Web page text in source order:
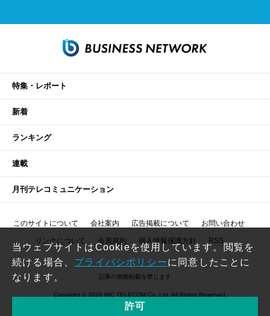
特集・レポート
新着
ランキング
連載
月刊テレコミュニケーション
このサイトについて 会社案内 広告掲載について お問い合わせ
リンクについて 会員規約 個人情報保護方針 RSS
記事の無断転載を禁じます
Copyright © 2026 RIC TELECOM Co.,Ltd. All Rights Reserved.
当ウェブサイトはCookieを使用しています。閲覧を
続ける場合、 プライバシポリシーに同意したことに
なります。
許可